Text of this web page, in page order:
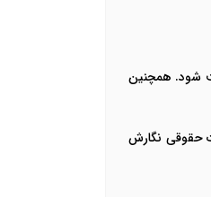
شود. همچنین
حقوقی نگارش